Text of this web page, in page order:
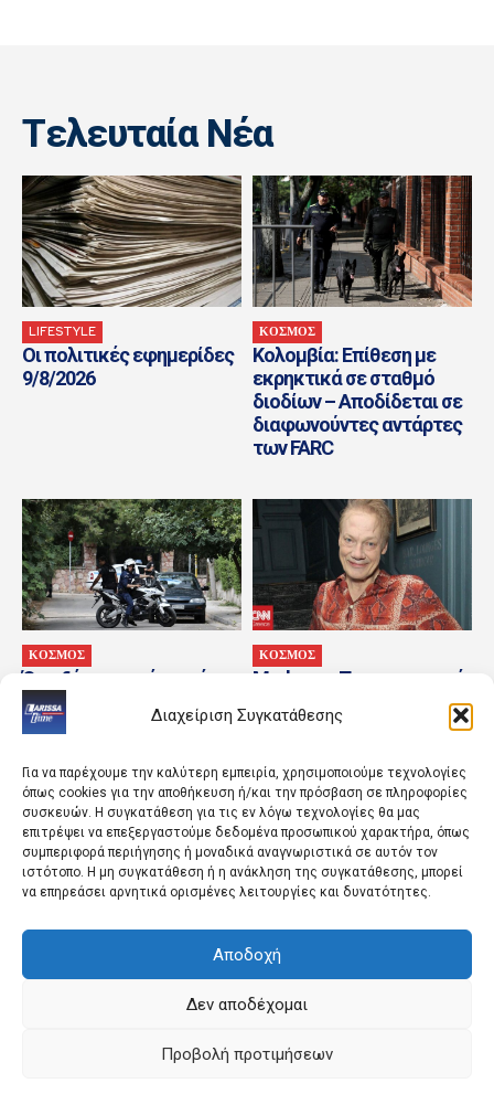
Διαχείριση Συγκατάθεσης
Για να παρέχουμε την καλύτερη εμπειρία, χρησιμοποιούμε τεχνολογίες
όπως cookies για την αποθήκευση ή/και την πρόσβαση σε πληροφορίες
συσκευών. Η συγκατάθεση για τις εν λόγω τεχνολογίες θα μας
επιτρέψει να επεξεργαστούμε δεδομένα προσωπικού χαρακτήρα, όπως
συμπεριφορά περιήγησης ή μοναδικά αναγνωριστικά σε αυτόν τον
ιστότοπο. Η μη συγκατάθεση ή η ανάκληση της συγκατάθεσης, μπορεί
να επηρεάσει αρνητικά ορισμένες λειτουργίες και δυνατότητες.
Αποδοχή
Δεν αποδέχομαι
Προβολή προτιμήσεων
Tελευταία Nέα
LIFESTYLE
Οι πολιτικές εφημερίδες
9/8/2026
ΚΟΣΜΟΣ
Κολομβία: Επίθεση με
εκρηκτικά σε σταθμό
διοδίων – Αποδίδεται σε
διαφωνούντες αντάρτες
των FARC
ΚΟΣΜΟΣ
Όσα ξέρουμε μέχρι τώρα
για το τροχαίο στην
Αθηνών-Σουνίου – Οι
ΚΟΣΜΟΣ
Madonna: Το συγκινητικό
αντίο στον παραγωγό της
William Orbit – «Ήσουν το
Οι αθλητικές εφημερίδες
ΚΟΣΜΟΣ
Ολονύχτια ρωσικά
πλήγματα στην Ουκρανία:
και αρκετοί τραυματίες